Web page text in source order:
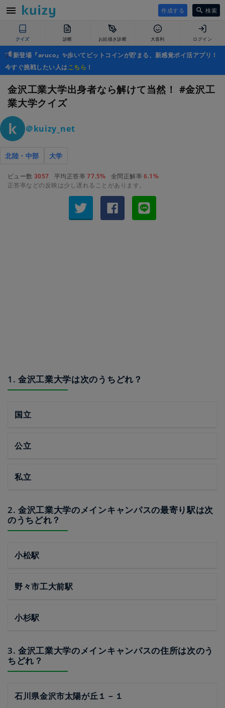
作成する 検索
クイズ 診断 お絵描き診断 大喜利 ログイン
新登場『aruco』✨歩いてビットコインが貯まる、新感覚ポイ活アプリ！
今すぐ挑戦したい人はこちら ！
金沢工業大学出身者なら解けて当然！ #金沢工
業大学クイズ
＠kuizy_net
北陸・中部 大学
ビュー数 3057 平均正答率77.5% 全問正解率6.1%
正答率などの反映は少し遅れることがあります。
1. 金沢工業大学は次のうちどれ？
国立
公立
私立
2. 金沢工業大学のメインキャンパスの最寄り駅は次
のうちどれ？
小松駅
野々市工大前駅
小杉駅
3. 金沢工業大学のメインキャンパスの住所は次のう
ちどれ？
石川県金沢市太陽が丘１－１